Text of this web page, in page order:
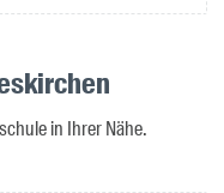
in Ihrer Nähe.